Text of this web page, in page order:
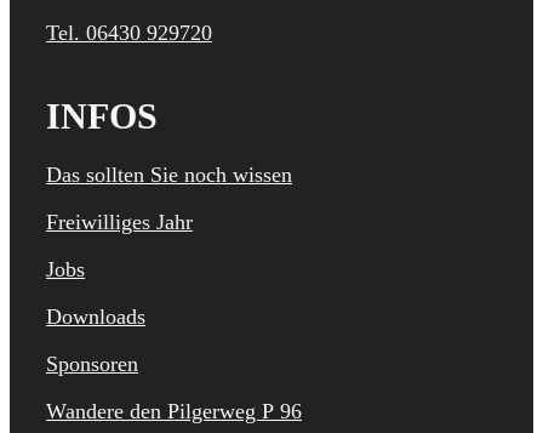
Tel. 06430 929720
INFOS
Das sollten Sie noch wissen
Freiwilliges Jahr
Jobs
Downloads
Sponsoren
Wandere den Pilgerweg P 96